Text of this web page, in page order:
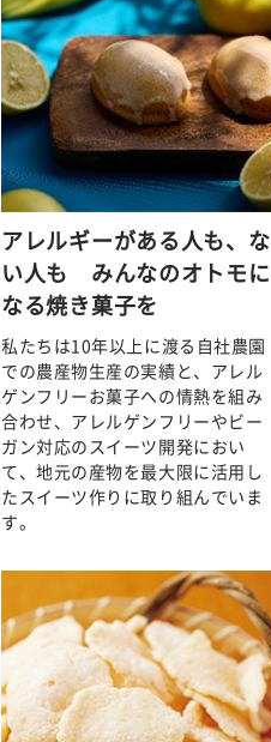
アレルギーがある人も、な
い人も みんなのオトモに
なる焼き菓子を
私たちは10年以上に渡る自社農園
での農産物生産の実績と、アレル
ゲンフリーお菓子への情熱を組み
合わせ、アレルゲンフリーやビー
ガン対応のスイーツ開発におい
て、地元の産物を最大限に活用し
たスイーツ作りに取り組んでいま
す。